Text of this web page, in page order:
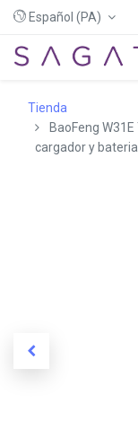
Español (PA)
Tienda
BaoFeng
cargador y bateria.